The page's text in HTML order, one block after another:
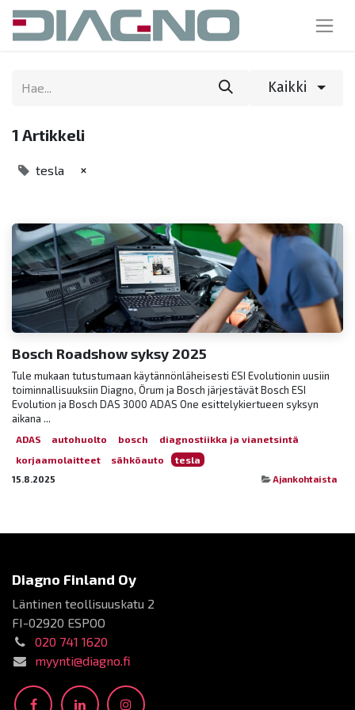
Kaikki
1 Artikkeli
tesla ×
Bosch Roadshow syksy 2025
Tule mukaan tutustumaan käytännönläheisesti ESI Evolutionin uusiin
toiminnallisuuksiin Diagno, Örum ja Bosch järjestävät Bosch ESI
Evolution ja Bosch DAS 3000 ADAS One esittelykiertueen syksyn
aikana ...
ADAS autohuolto bosch
diagnostiikka ja vianetsintä
korjaamolaitteet
sähköauto tesla
15.8.2025 Ajankohtaista
Diagno Finland Oy
Läntinen teollisuuskatu 2
FI-02920 ESPOO
020 741 1620
myynti@diagno.fi